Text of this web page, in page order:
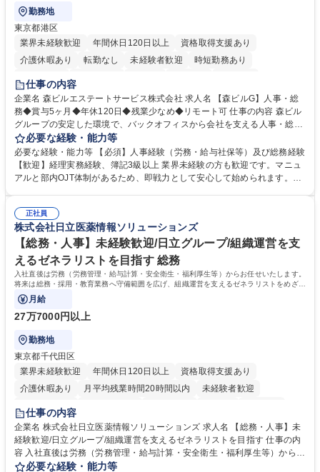
勤務地
東京都港区
業界未経験歓迎
年間休日120日以上
資格取得支援あり
介護休暇あり
転勤なし 未経験者歓迎
時短勤務あり
経験者歓迎
完全週休2日制
交通費支給 長期歓迎 駅近5分以内 土日祝休み
仕事の内容
企業名 森ビルエステートサービス株式会社 求人名 【森ビルG】人事・総
務◆賞与5ヶ月◆年休120日◆残業少なめ◆リモート可 仕事の内容 森ビル
グループの安定した環境で、バックオフィスから会社を支える人事・総務
をお任せします。 労務と総務の業務をバランスよく担当し、ゆくゆくは制
度改定などのコア業務にも挑戦できる、やりがいある環境です。 ■勤怠管
理、給与計算、社会保険手続き、年末調整等の労務管理全般 ■入退社手続
き、社内規定の改定や人事制度改定などのコア業務 ■社内イベントの企画
でも質問・相談できる環境が整っているため、安心して成長できます。 募
集職種 【森ビルG】人事・総務◆賞与5ヶ月◆年休120日◆残業少なめ◆
リモート可
必要な経験・能力等
必要な経験・能力等 【必須】人事経験（労務・給与社保等）及び総務経験
【歓迎】経理実務経験、簿記3級以上 業界未経験の方も歓迎です。マニュ
アルと部内OJT体制があるため、即戦力として安心して始められます。
務に挑戦できるため、自身の成長と組織への貢献度をダイレクトに実感で
きます。 残業少なめ、週1日リモート可など、ワークライフバランスを保
ち長期活躍できる環境です。 「これまでの幅広い経験を活かし、長期的な
キャリアを築きたい」という前向きな意欲と挑戦を全力で応援します。 学
歴・資格 学歴：大学院 大学 高専 短大 専修学校 高校 語学力： 資格：日商
簿記検定1級 日商簿記検定2級 日商簿記検定3級
正社員
株式会社日立医薬情報ソリューションズ
【総務・人事】未経験歓迎/日立グループ/組織運営を支
えるゼネラリストを目指す 総務
入社直後は労務（労務管理・給与計算・安全衛生・福利厚生等）からお任せいたします。
将来は総務・採用・教育業務へ守備範囲を広げ、組織運営を支えるゼネラリストをめざせ
ます。
月給
27万7000円以上
勤務地
東京都千代田区
業界未経験歓迎
年間休日120日以上
資格取得支援あり
介護休暇あり
月平均残業時間20時間以内
未経験者歓迎
住宅手当あり
育休あり
完全週休2日制 交通費支給 土日祝休み 寮・社宅あり
仕事の内容
企業名 株式会社日立医薬情報ソリューションズ 求人名 【総務・人事】未
経験歓迎/日立グループ/組織運営を支えるゼネラリストを目指す 仕事の内
容 入社直後は労務（労務管理・給与計算・安全衛生・福利厚生等）からお
任せいたします。将来は総務・採用・教育業務へ守備範囲を広げ、組織運
必要な経験・能力等